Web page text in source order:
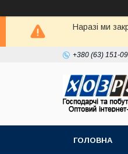
Наразі ми
+380 (63) 151-
ГОЛОВНА